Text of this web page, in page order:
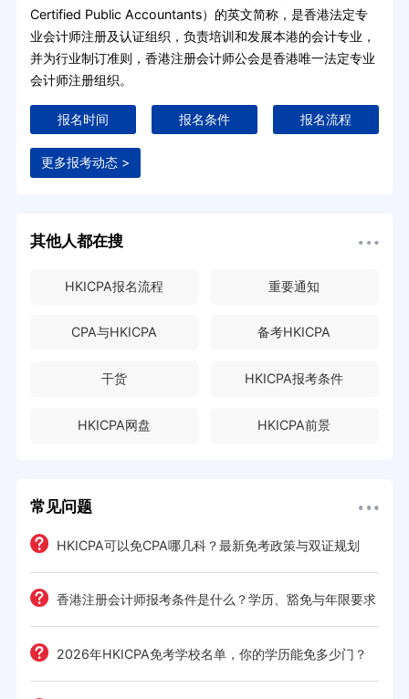
Certified Public Accountants）的英文简称，是香港法定专
业会计师注册及认证组织，负责培训和发展本港的会计专业，
并为行业制订准则，香港注册会计师公会是香港唯一法定专业
会计师注册组织。
报名时间 报名条件 报名流程
更多报考动态 >
其他人都在搜
HKICPA报名流程 重要通知
CPA与HKICPA 备考HKICPA
干货 HKICPA报考条件
HKICPA网盘 HKICPA前景
常见问题
HKICPA可以免CPA哪几科？最新免考政策与双证规划
香港注册会计师报考条件是什么？学历、豁免与年限要求
2026年HKICPA免考学校名单，你的学历能免多少门？